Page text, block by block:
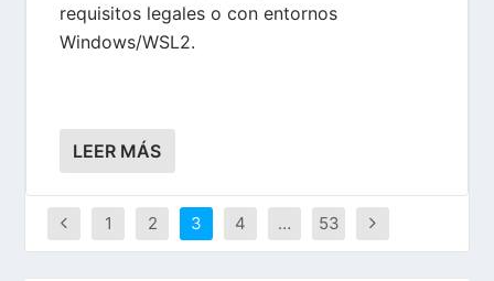
requisitos legales o con entornos
Windows/WSL2.
LEER MÁS
1 2 3 4 … 53